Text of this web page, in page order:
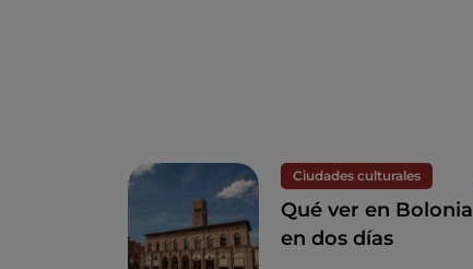
Ciudades culturales
Qué ver en Bolonia
en dos días